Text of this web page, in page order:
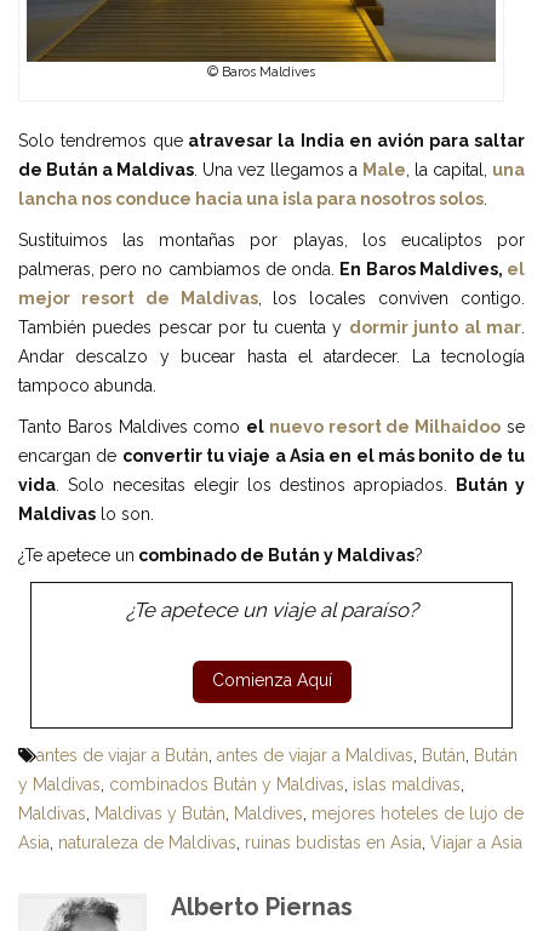
© Baros Maldives
Solo tendremos que atravesar la India en avión para saltar
de Bután a Maldivas . Una vez llegamos a Male , la capital, una
lancha nos conduce hacia una isla para nosotros solos
Sustituimos las montañas por playas, los eucaliptos por
palmeras, pero no cambiamos de onda.
En Baros Maldives, el
mejor resort de Maldivas, los locales conviven contigo.
También puedes pescar por tu cuenta y dormir junto al mar
Andar descalzo y bucear hasta el atardecer. La tecnología
tampoco abunda.
Tanto Baros Maldives como el nuevo resort de Milhaidoo se
encargan de convertir tu viaje a Asia en el más bonito de tu
vida . Solo necesitas elegir los destinos apropiados.
Bután y
Maldivas lo son.
¿Te apetece un combinado de Bután y Maldivas?
¿Te apetece un viaje al paraíso?
antes de viajar a Bután antes de viajar a Maldivas Bután
Bután
y Maldivas combinados Bután y Maldivas islas maldivas
Maldivas
Maldivas y Bután Maldives mejores hoteles de lujo de
Asia naturaleza de Maldivas ruinas budistas en Asia Viajar a Asia
Alberto Piernas